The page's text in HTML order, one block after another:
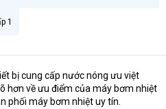
1
bị cung cấp nước nóng ưu việt
hơn về ưu điểm của máy bơm nhiệt
phối máy bơm nhiệt uy tín.